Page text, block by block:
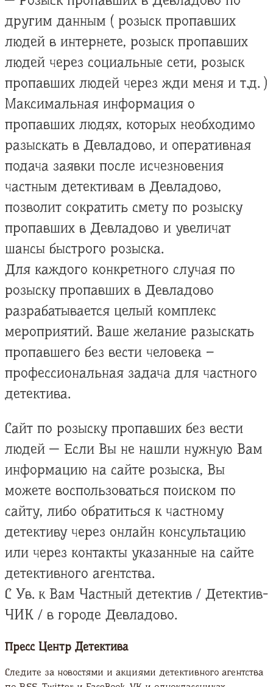
другим данным ( розыск пропавших
людей в интернете, розыск пропавших
людей через социальные сети, розыск
пропавших людей через жди меня и т.д. )
Максимальная информация о
пропавших людях, которых необходимо
разыскать в Девладово, и оперативная
подача заявки после исчезновения
частным детективам в Девладово,
позволит сократить смету по розыску
пропавших в Девладово и увеличат
шансы быстрого розыска.
Для каждого конкретного случая по
розыску пропавших в Девладово
разрабатывается целый комплекс
мероприятий. Ваше желание разыскать
пропавшего без вести человека –
профессиональная задача для частного
детектива.
Сайт по розыску пропавших без вести
людей — Если Вы не нашли нужную Вам
информацию на сайте розыска, Вы
можете воспользоваться поиском по
сайту, либо обратиться к частному
детективу через онлайн консультацию
или через контакты указанные на сайте
детективного агентства.
С Ув. к Вам Частный детектив / Детектив-
ЧИК / в городе Девладово.
Пресс Центр Детектива
Следите за новостями и акциями детективного агентства